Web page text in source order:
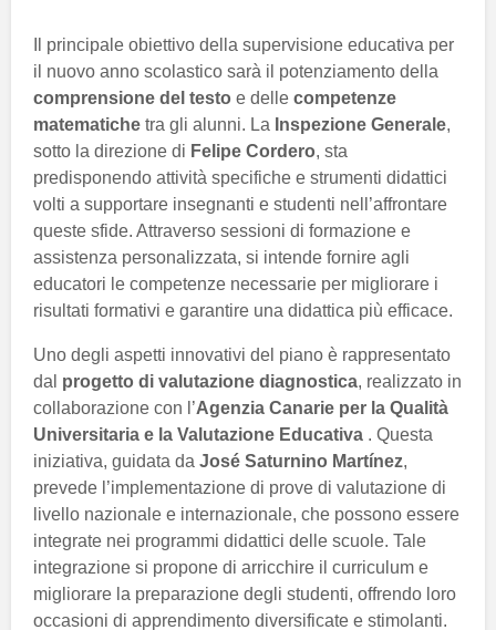
Il principale obiettivo della supervisione educativa per
il nuovo anno scolastico sarà il potenziamento della
comprensione del testo e delle competenze
matematiche tra gli alunni. La Inspezione Generale,
sotto la direzione di Felipe Cordero, sta
predisponendo attività specifiche e strumenti didattici
volti a supportare insegnanti e studenti nell’affrontare
queste sfide. Attraverso sessioni di formazione e
assistenza personalizzata, si intende fornire agli
educatori le competenze necessarie per migliorare i
risultati formativi e garantire una didattica più efficace.
Uno degli aspetti innovativi del piano è rappresentato
dal progetto di valutazione diagnostica, realizzato in
collaborazione con l’Agenzia Canarie per la Qualità
Universitaria e la Valutazione Educativa . Questa
iniziativa, guidata da José Saturnino Martínez,
prevede l’implementazione di prove di valutazione di
livello nazionale e internazionale, che possono essere
integrate nei programmi didattici delle scuole. Tale
integrazione si propone di arricchire il curriculum e
migliorare la preparazione degli studenti, offrendo loro
occasioni di apprendimento diversificate e stimolanti.